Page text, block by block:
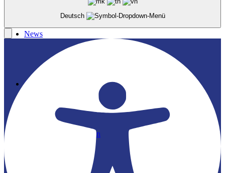
News
Jahrestagung
Links & Organisationen
Deutsch